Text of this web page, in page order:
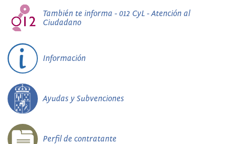
También te informa - 012 CyL - Atención al
Ciudadano
Información
Ayudas y Subvenciones
Perfil de contratante